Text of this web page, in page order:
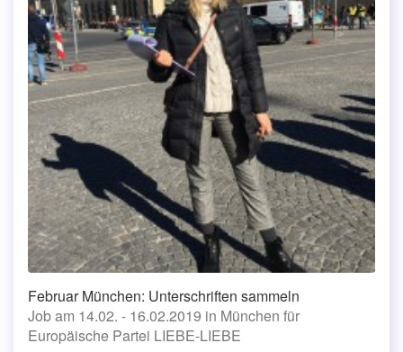
Februar München: Unterschriften sammeln
Job am 14.02. - 16.02.2019 in München für
Europäische Partei LIEBE-LIEBE